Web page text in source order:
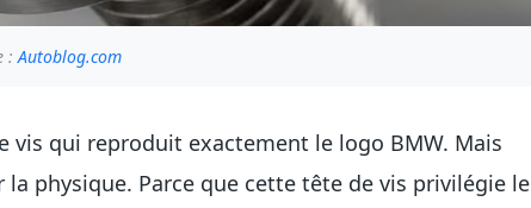
:Autoblog.com
vis qui reproduit exactement le logo BMW. Mais
la physique. Parce que cette tête de vis privilégie le